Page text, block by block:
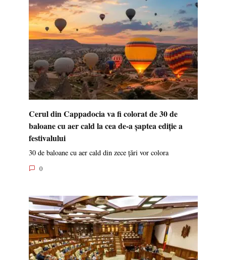
Cerul din Cappadocia va fi colorat de 30 de
baloane cu aer cald la cea de-a șaptea ediție a
festivalului
30 de baloane cu aer cald din zece țări vor colora
0